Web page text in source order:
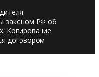
законом РФ об
Копирование
договором